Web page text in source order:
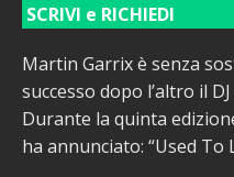
SCRIVI e RICHIEDI
Martin Garrix è senza
successo dopo l’altro il
Durante la quinta
ha annunciato: “Used To